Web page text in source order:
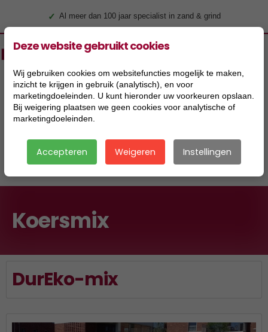
✓ Al meer dan 100 jaar specialist in zand & grind
|
Koersmix
DurEko-mix
Deze website gebruikt cookies
Wij gebruiken cookies om websitefuncties mogelijk te maken,
inzicht te krijgen in gebruik (analytisch), en voor
marketingdoeleinden. U kunt hieronder uw voorkeuren opslaan.
Bij weigering plaatsen we geen cookies voor analytische of
marketingdoeleinden.
Accepteren Weigeren Instellingen